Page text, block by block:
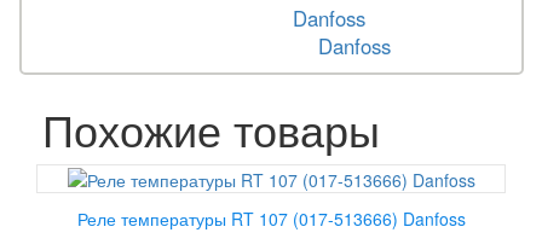
Danfoss
Danfoss
Похожие товары
Реле температуры RT 107 (017-513666) Danfoss